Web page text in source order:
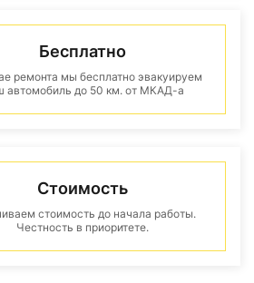
Бесплатно
ремонта мы бесплатно эвакуируем
автомобиль до 50 км. от МКАД-а
Стоимость
стоимость до начала работы.
Честность в приоритете.